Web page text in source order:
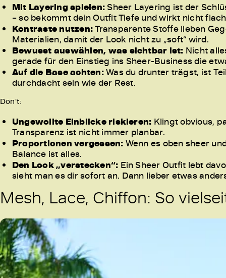
Mit Layering spielen: Sheer Layering ist der
– so bekommt dein Outfit Tiefe und wirkt nicht
Kontraste nutzen:Transparente Stoffe lieben
Materialien, damit der Look nicht zu „soft“ wird.
Bewusst auswählen, was sichtbar ist: Nicht
gerade für den Einstieg ins Sheer-Business die
Auf die Base achten:Was du drunter trägst, ist
durchdacht sein wie der Rest.
Don’t:
Ungewollte Einblicke riskieren: Klingt obvious,
Transparenz ist nicht immer planbar.
Proportionen vergessen: Wenn es oben sheer
Balance ist alles.
Den Look „verstecken“: Ein Sheer Outfit lebt
sieht man es dir sofort an. Dann lieber etwas
Mesh, Lace, Chiffon: So